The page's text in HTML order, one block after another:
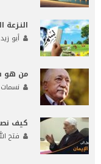
أبو
من هو
نسمات
كيف
فتح